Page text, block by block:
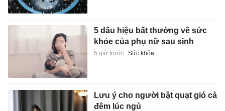
5 dấu hiệu bất thường về sức
khỏe của phụ nữ sau sinh
5 giờ trước Sức khỏe
Lưu ý cho người bật quạt gió cả
đêm lúc ngủ